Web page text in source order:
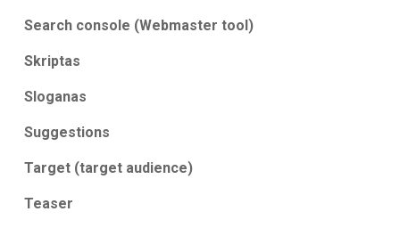
Search console (Webmaster tool)
Skriptas
Sloganas
Suggestions
Target (target audience)
Teaser